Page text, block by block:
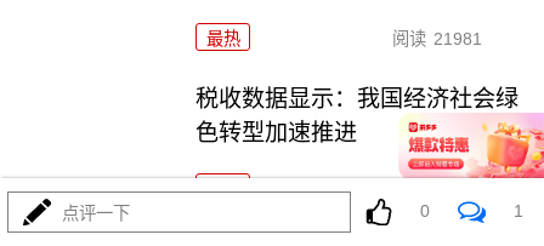
最热 阅读 21981
税收数据显示：我国经济社会绿
色转型加速推进
最热
点评一下 0 1